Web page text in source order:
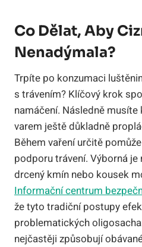
Co Dělat, Aby
Nenadýmala?
Trpíte po konzumaci
s trávením? Klíčový krok
namáčení. Následně
varem ještě důkladně
Během vaření určitě
podporu trávení. Výborná
drcený kmín nebo kousek
Informační centrum
že tyto tradiční postupy
problematických
nejčastěji způsobují